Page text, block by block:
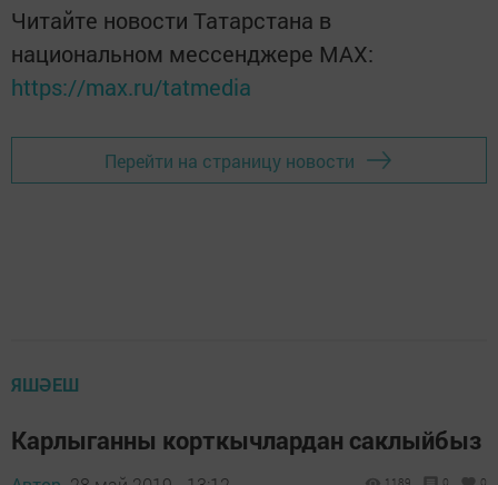
Читайте новости Татарстана в
национальном мессенджере MАХ:
https://max.ru/tatmedia
Перейти на страницу новости
ЯШӘЕШ
Карлыганны корткычлардан саклыйбыз